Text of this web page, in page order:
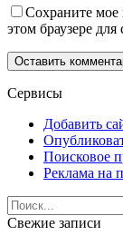
Сохраните мое
этом браузере
Сервисы
Добавить
Поисковое
Реклама на
Свежие записи